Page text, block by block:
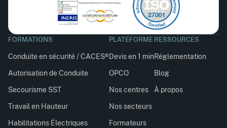
FORMATIONS
Conduite en sécurité / CACES®
Autorisation de Conduite
Secourisme SST
Travail en Hauteur
Habilitations Électriques
PLATEFORME
Devis en 1 min
OPCO
Nos centres
Nos secteurs
Formateurs
RESSOURCES
Réglementation
Blog
À propos